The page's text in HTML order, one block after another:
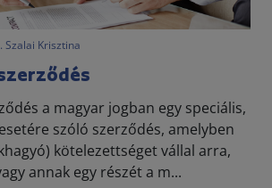
Szalai Krisztina
a magyar jogban egy speciális,
szóló szerződés, amelyben
kötelezettséget vállal arra,
annak egy részét a m...